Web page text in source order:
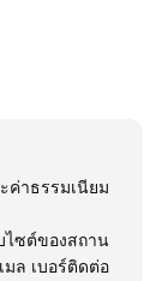
ค่าธรรมเนียม
ไซต์ของสถาน
ล เบอร์ติดต่อ